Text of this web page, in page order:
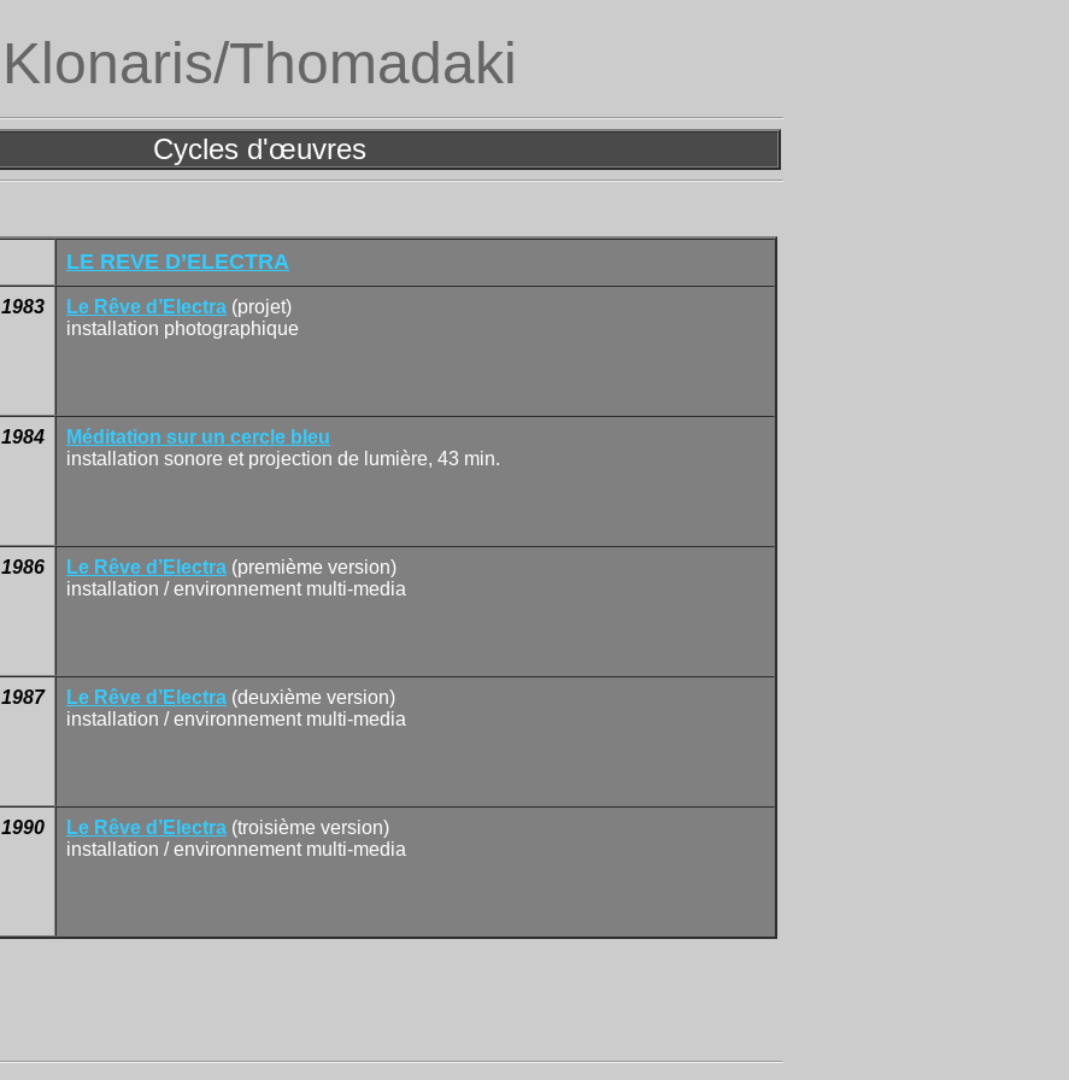
Klonaris/Thomadaki
Cycles d'œuvres
LE REVE D’ELECTRA
1983 Le Rêve d’Electra (projet)
installation photographique
1984 Méditation sur un cercle bleu
installation sonore et projection de lumière, 43 min.
1986 Le Rêve d’Electra (premième version)
installation / environnement multi-media
1987 Le Rêve d’Electra (deuxième version)
installation / environnement multi-media
1990 Le Rêve d’Electra (troisième version)
installation / environnement multi-media